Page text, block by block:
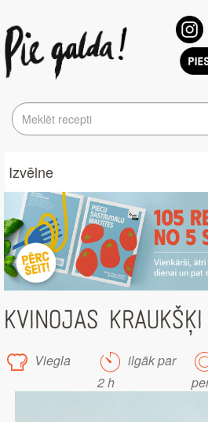
Izvēlne
KVINOJAS KRAUKŠĶI
Viegla
ilgāk par
2 h